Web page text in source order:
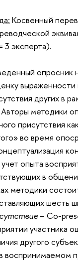
Косвенный
3 эксперта).
опросник
выраженности
других в
методики
присутствия
во время
опыта
в
методики
шесть
– Co-
участника
другого
воспринимаемом